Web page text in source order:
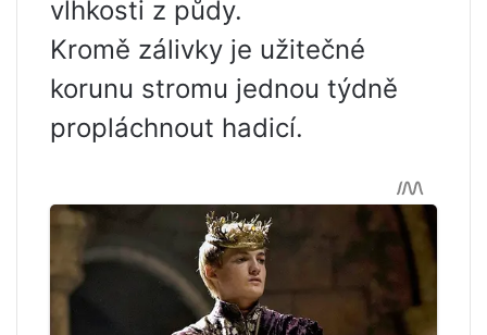
vlhkosti z půdy.
Kromě zálivky je užitečné
korunu stromu jednou týdně
propláchnout hadicí.